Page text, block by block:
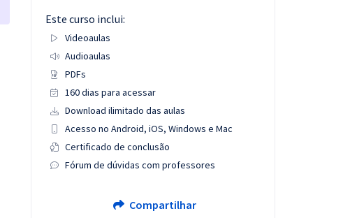
Este curso inclui:
Videoaulas
Audioaulas
PDFs
160 dias para acessar
Download ilimitado das aulas
Acesso no Android, iOS, Windows e Mac
Certificado de conclusão
Fórum de dúvidas com professores
Compartilhar